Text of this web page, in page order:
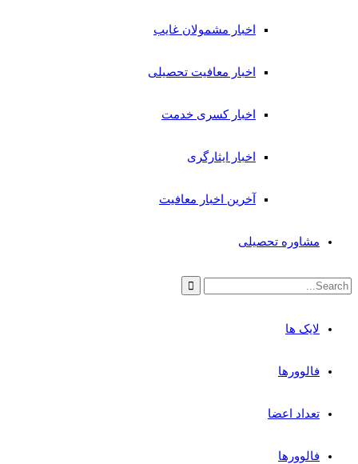
اخبار مشمولان غایب
اخبار معافیت تحصیلی
اخبار کسری خدمت
اخبار ایثارگری
آخرین اخبار معافیت
مشاوره تحصیلی
لایک ها
فالوورها
تعداد اعضا
فالوورها